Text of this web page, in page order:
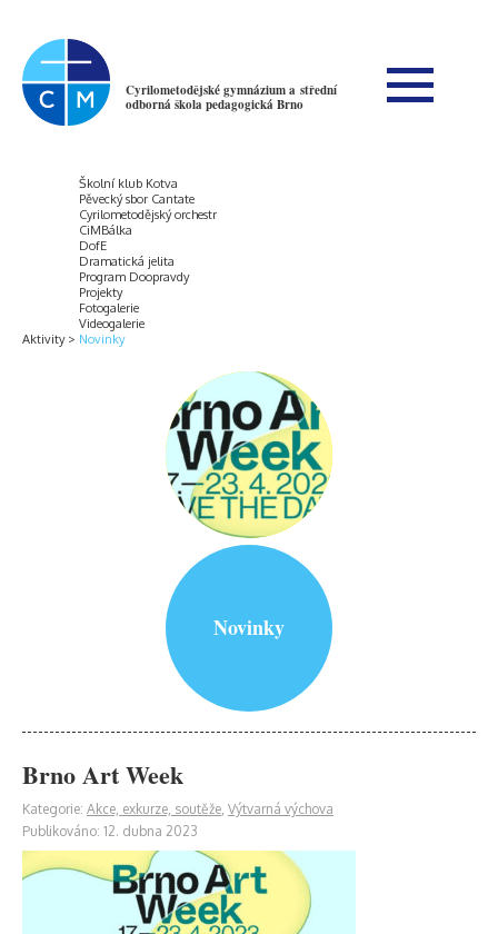
Cyrilometodějské gymnázium a střední
odborná škola pedagogická Brno
Aktivity
Školní klub Kotva
Pěvecký sbor Cantate
Cyrilometodějský orchestr
CiMBálka
DofE
Dramatická jelita
Program Doopravdy
Projekty
Fotogalerie
Videogalerie
Novinky
Novinky
Brno Art Week
Kategorie: Akce, exkurze, soutěže, Výtvarná výchova
Publikováno: 12. dubna 2023